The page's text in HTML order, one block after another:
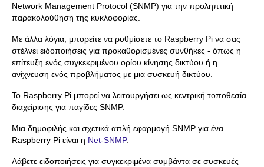
Network Management Protocol (SNMP) για την προληπτική
παρακολούθηση της κυκλοφορίας.
Με άλλα λόγια, μπορείτε να ρυθμίσετε το Raspberry Pi να σας
στέλνει ειδοποιήσεις για προκαθορισμένες συνθήκες - όπως η
επίτευξη ενός συγκεκριμένου ορίου κίνησης δικτύου ή η
ανίχνευση ενός προβλήματος με μια συσκευή δικτύου.
Το Raspberry Pi μπορεί να λειτουργήσει ως κεντρική τοποθεσία
διαχείρισης για παγίδες SNMP.
Μια δημοφιλής και σχετικά απλή εφαρμογή SNMP για ένα
Raspberry Pi είναι η Net-SNMP.
Λάβετε ειδοποιήσεις για συγκεκριμένα συμβάντα σε συσκευές